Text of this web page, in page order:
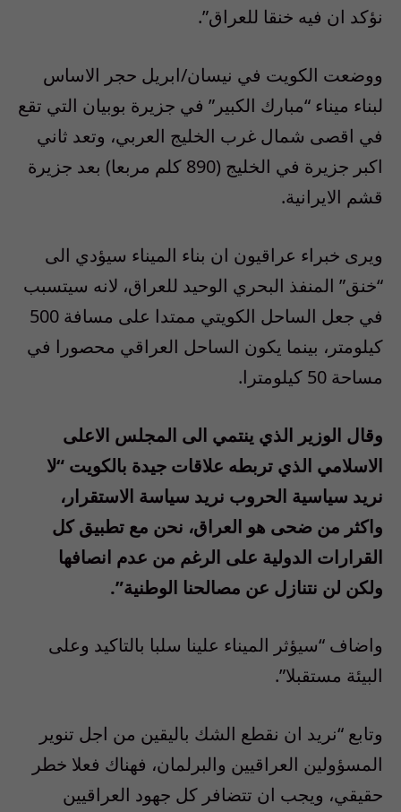
نؤكد ان فيه خنقا للعراق”.
ووضعت الكويت في نيسان/ابريل حجر الاساس
لبناء ميناء “مبارك الكبير” في جزيرة بوبيان التي تقع
في اقصى شمال غرب الخليج العربي، وتعد ثاني
اكبر جزيرة في الخليج (890 كلم مربعا) بعد جزيرة
قشم الايرانية.
ويرى خبراء عراقيون ان بناء الميناء سيؤدي الى
“خنق” المنفذ البحري الوحيد للعراق، لانه سيتسبب
في جعل الساحل الكويتي ممتدا على مسافة 500
كيلومتر، بينما يكون الساحل العراقي محصورا في
مساحة 50 كيلومترا.
وقال الوزير الذي ينتمي الى المجلس الاعلى
الاسلامي الذي تربطه علاقات جيدة بالكويت “لا
نريد سياسية الحروب نريد سياسة الاستقرار،
واكثر من ضحى هو العراق، نحن مع تطبيق كل
القرارات الدولية على الرغم من عدم انصافها
ولكن لن نتنازل عن مصالحنا الوطنية”.
واضاف “سيؤثر الميناء علينا سلبا بالتاكيد وعلى
البيئة مستقبلا”.
وتابع “نريد ان نقطع الشك باليقين من اجل تنوير
المسؤولين العراقيين والبرلمان، فهناك فعلا خطر
حقيقي، ويجب ان تتضافر كل جهود العراقيين